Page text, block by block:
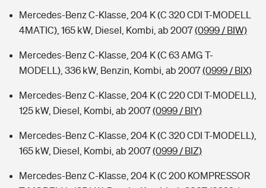
Mercedes-Benz C-Klasse, 204 K (C 320 CDI T-MODELL
4MATIC), 165 kW, Diesel, Kombi, ab 2007(0999 / BIW)
Mercedes-Benz C-Klasse, 204 K (C 63 AMG T-
MODELL), 336 kW, Benzin, Kombi, ab 2007(0999 / BIX)
Mercedes-Benz C-Klasse, 204 K (C 220 CDI T-MODELL),
125 kW, Diesel, Kombi, ab 2007(0999 / BIY)
Mercedes-Benz C-Klasse, 204 K (C 320 CDI T-MODELL),
165 kW, Diesel, Kombi, ab 2007(0999 / BIZ)
Mercedes-Benz C-Klasse, 204 K (C 200 KOMPRESSOR